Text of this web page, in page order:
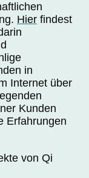
Hier findest
in
Internet über
Kunden
Erfahrungen
von Qi